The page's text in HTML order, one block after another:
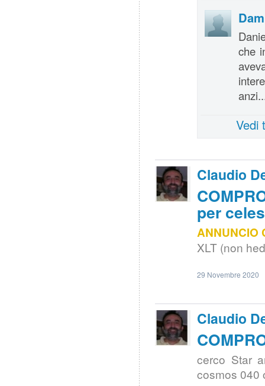
che
Vedi
Claudio
per
ANNUNCIO
XLT (non
29 Novembre 2020
Claudio
cerco Star
cosmos 040